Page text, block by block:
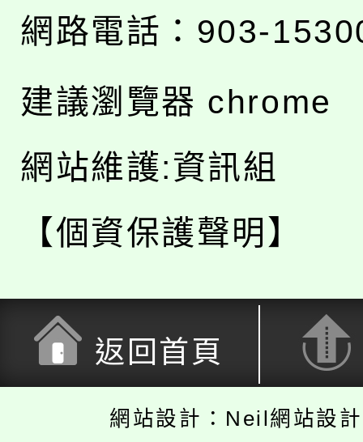
網路電話：903-
建議瀏覽器 chrome
網站維護:資訊組
【個資保護聲明】
返回首頁
網站設計：Neil網站設